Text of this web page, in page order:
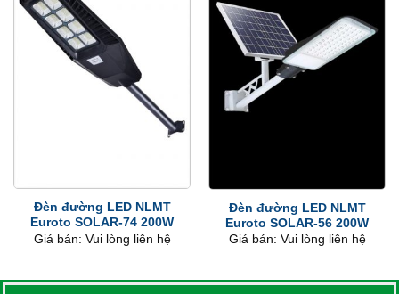
Đèn đường LED NLMT
Euroto SOLAR-74 200W
Giá bán: Vui lòng liên hệ
Đèn đường LED NLMT
Euroto SOLAR-56 200W
Giá bán: Vui lòng liên hệ